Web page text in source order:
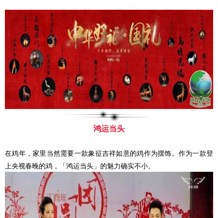
鸿运当头
在鸡年，家里当然需要一款象征吉祥如意的鸡作为摆饰。作为一款登
上央视春晚的鸡，「鸿运当头」的魅力确实不小。